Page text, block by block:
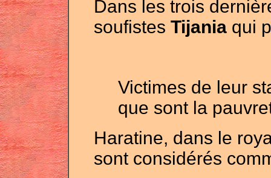
Dans les trois
soufistes Tijania qui
Victimes de leur
que sont la
Haratine, dans le
sont considérés